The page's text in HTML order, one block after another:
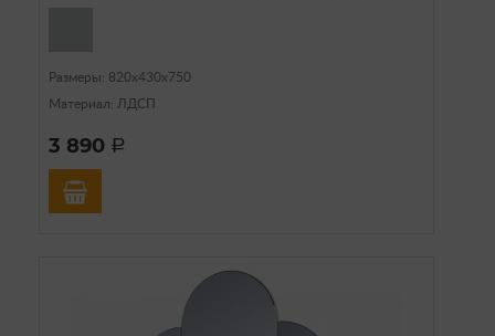
Размеры: 820х430х750
Материал: ЛДСП
3 890 a